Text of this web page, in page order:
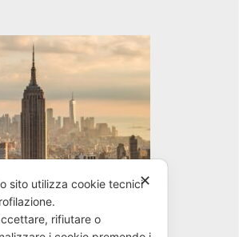
✕
sito utilizza cookie tecnici
rifiutare o